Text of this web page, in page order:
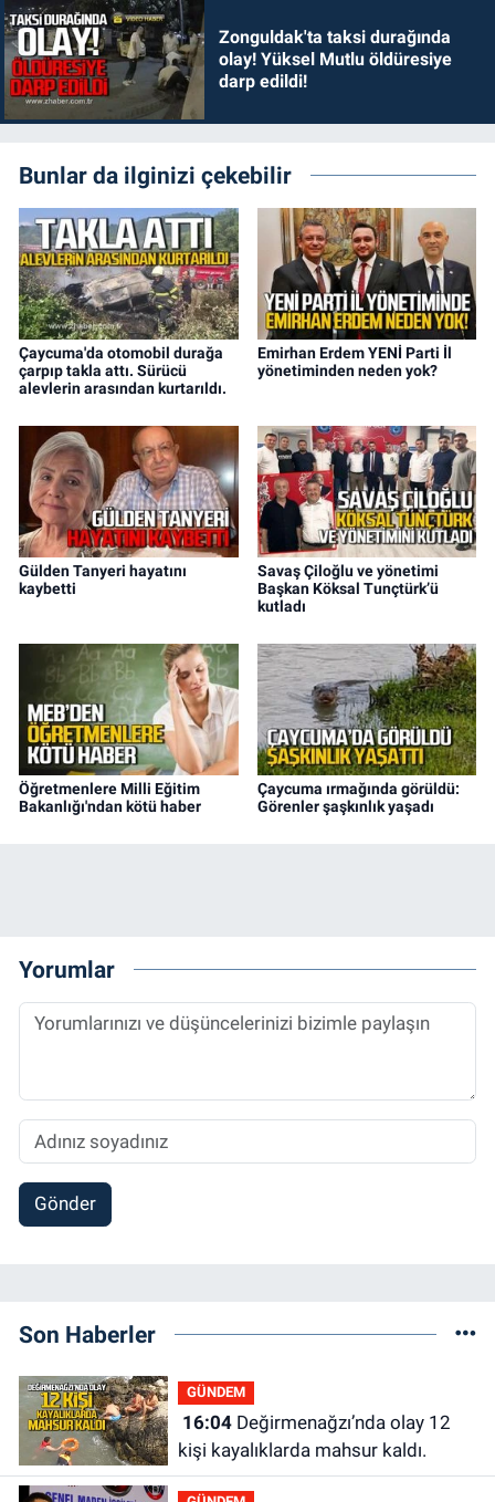
Zonguldak'ta taksi durağında
olay! Yüksel Mutlu öldüresiye
darp edildi!
Bunlar da ilginizi çekebilir
Çaycuma'da otomobil durağa
çarpıp takla attı. Sürücü
alevlerin arasından kurtarıldı.
Emirhan Erdem YENİ Parti İl
yönetiminden neden yok?
Gülden Tanyeri hayatını
kaybetti
Savaş Çiloğlu ve yönetimi
Başkan Köksal Tunçtürk’ü
kutladı
Öğretmenlere Milli Eğitim
Bakanlığı'ndan kötü haber
Çaycuma ırmağında görüldü:
Görenler şaşkınlık yaşadı
Yorumlar
Gönder
Son Haberler
GÜNDEM
16:04Değirmenağzı’nda olay 12
kişi kayalıklarda mahsur kaldı.